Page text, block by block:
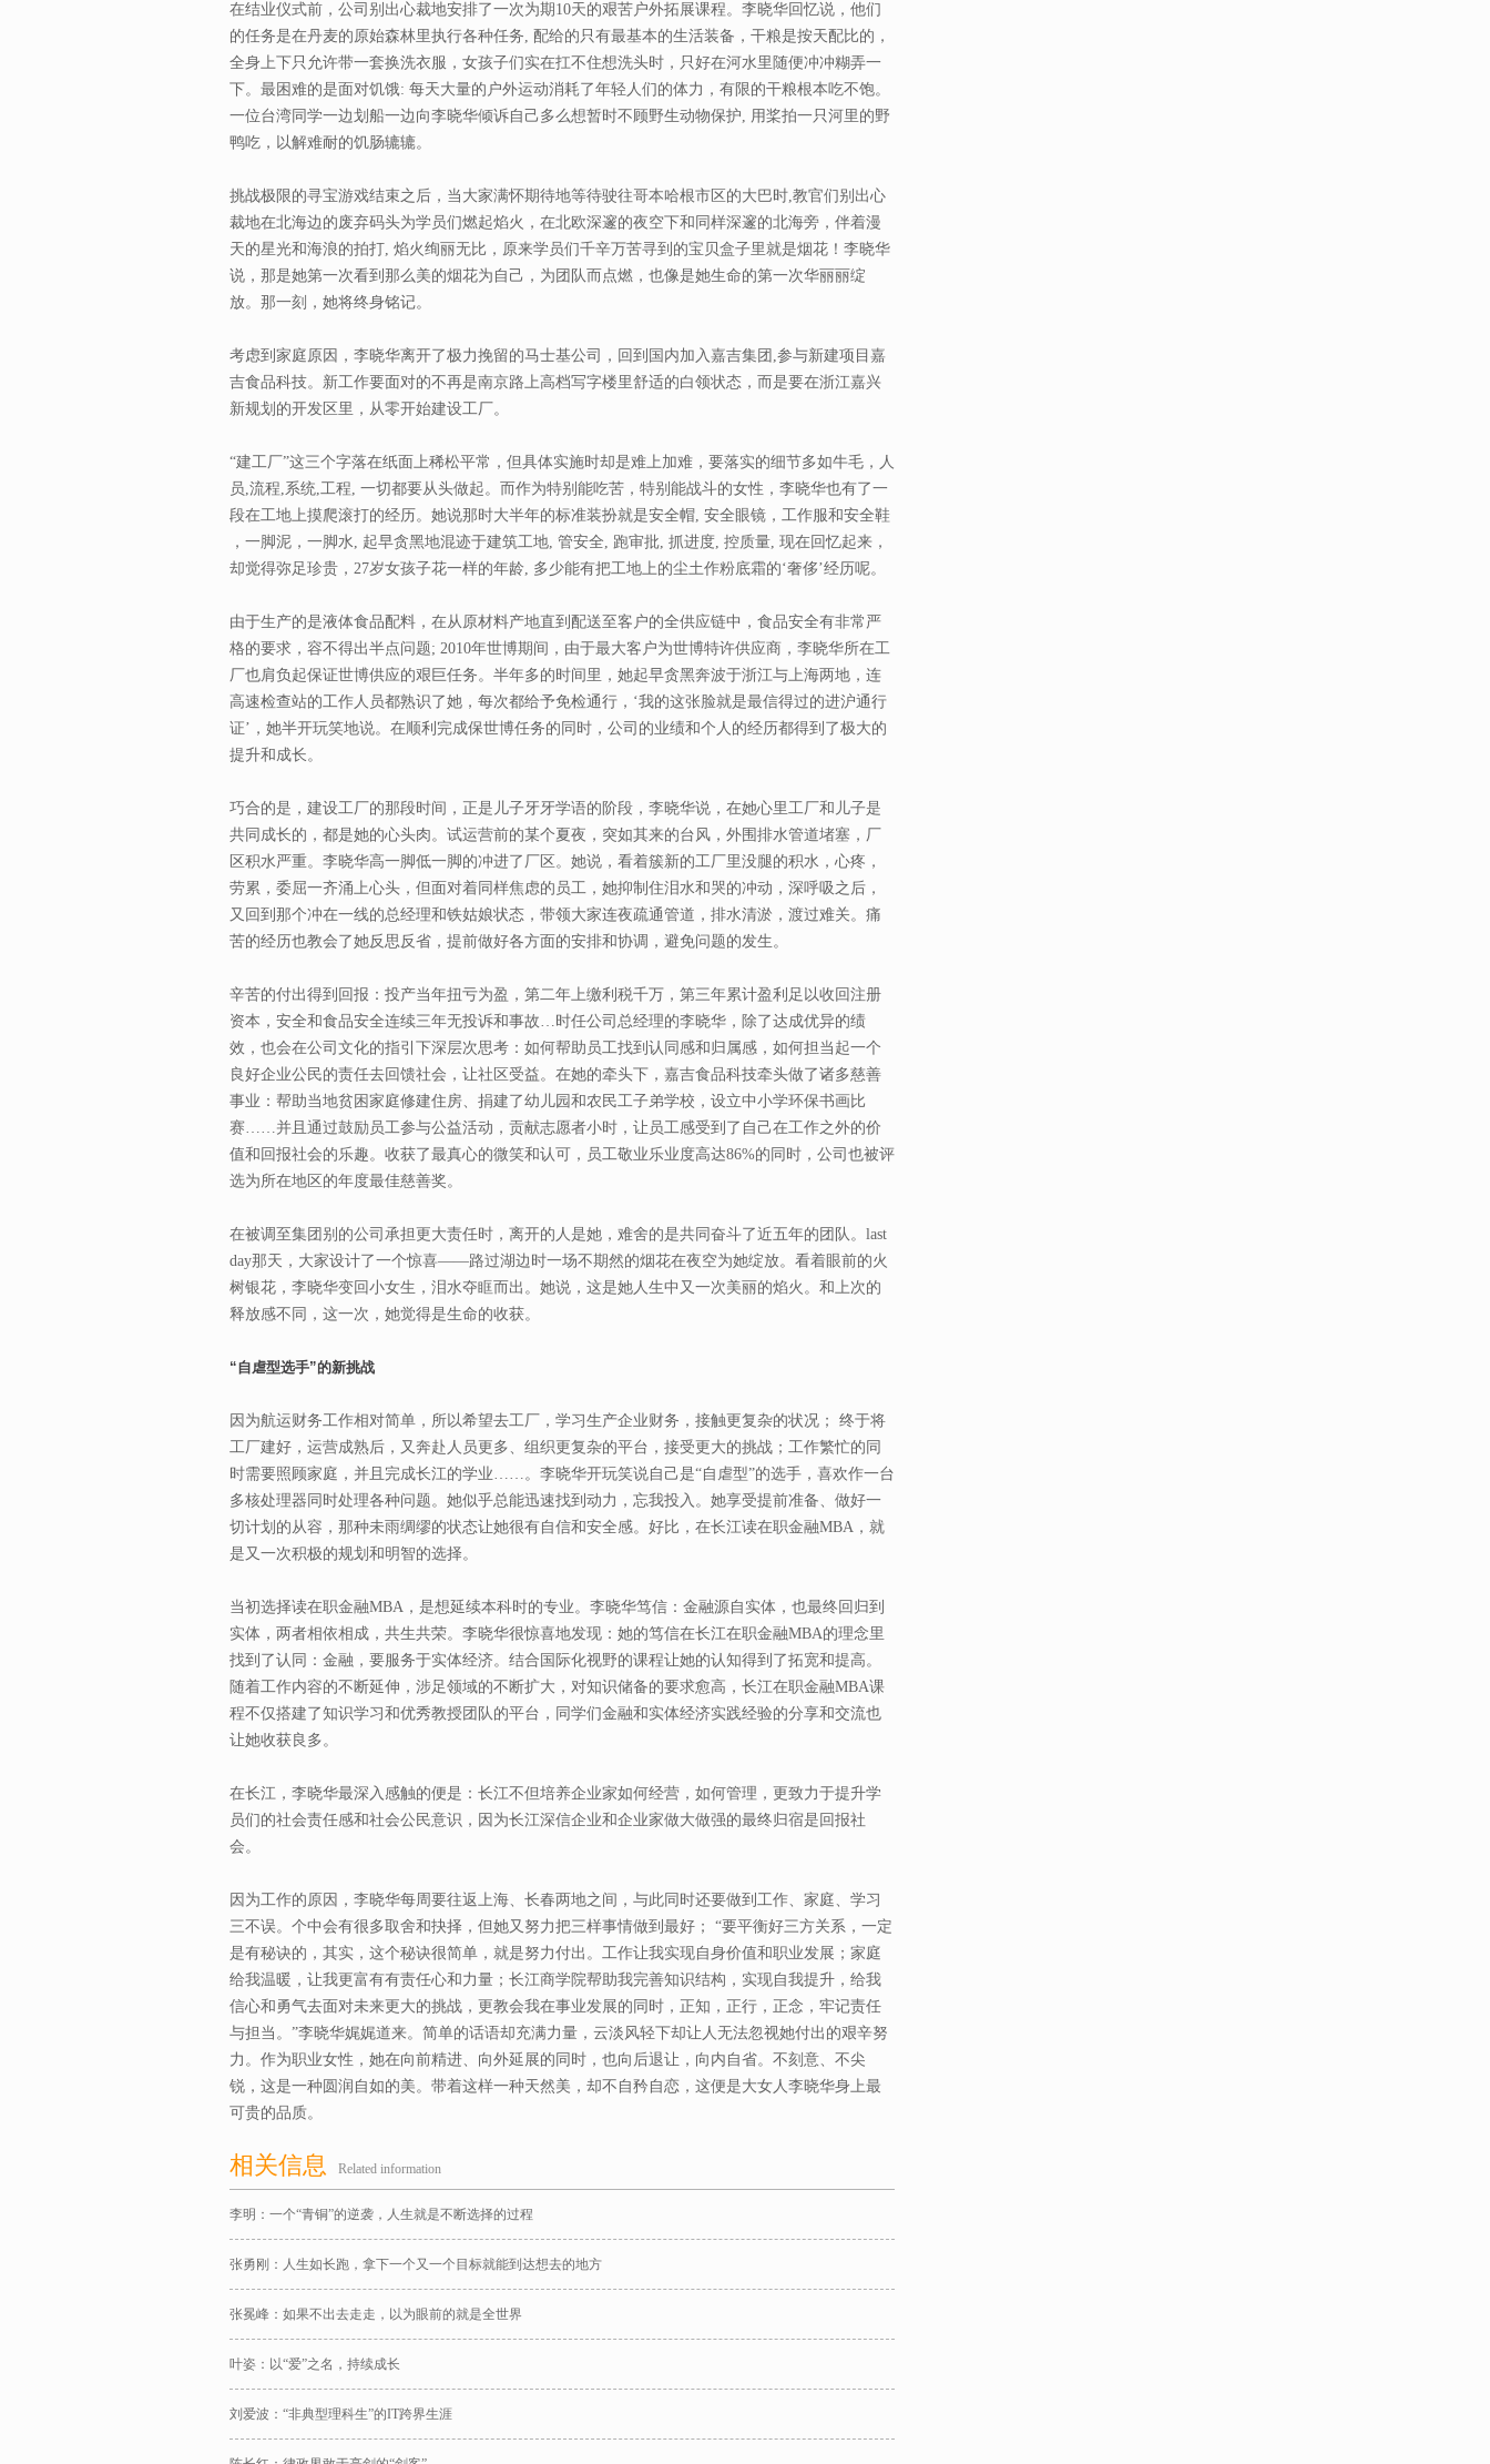
在结业仪式前，公司别出心裁地安排了一次为期10天的艰苦户外拓展课程。李晓华回忆说，他们
的任务是在丹麦的原始森林里执行各种任务, 配给的只有最基本的生活装备，干粮是按天配比的，
全身上下只允许带一套换洗衣服，女孩子们实在扛不住想洗头时，只好在河水里随便冲冲糊弄一
下。最困难的是面对饥饿: 每天大量的户外运动消耗了年轻人们的体力，有限的干粮根本吃不饱。
一位台湾同学一边划船一边向李晓华倾诉自己多么想暂时不顾野生动物保护, 用桨拍一只河里的野
鸭吃，以解难耐的饥肠辘辘。
挑战极限的寻宝游戏结束之后，当大家满怀期待地等待驶往哥本哈根市区的大巴时,教官们别出心
裁地在北海边的废弃码头为学员们燃起焰火，在北欧深邃的夜空下和同样深邃的北海旁，伴着漫
天的星光和海浪的拍打, 焰火绚丽无比，原来学员们千辛万苦寻到的宝贝盒子里就是烟花！李晓华
说，那是她第一次看到那么美的烟花为自己，为团队而点燃，也像是她生命的第一次华丽丽绽
放。那一刻，她将终身铭记。
考虑到家庭原因，李晓华离开了极力挽留的马士基公司，回到国内加入嘉吉集团,参与新建项目嘉
吉食品科技。新工作要面对的不再是南京路上高档写字楼里舒适的白领状态，而是要在浙江嘉兴
新规划的开发区里，从零开始建设工厂。
“建工厂”这三个字落在纸面上稀松平常，但具体实施时却是难上加难，要落实的细节多如牛毛，人
员,流程,系统,工程, 一切都要从头做起。而作为特别能吃苦，特别能战斗的女性，李晓华也有了一
段在工地上摸爬滚打的经历。她说那时大半年的标准装扮就是安全帽, 安全眼镜，工作服和安全鞋
，一脚泥，一脚水, 起早贪黑地混迹于建筑工地, 管安全, 跑审批, 抓进度, 控质量, 现在回忆起来，
却觉得弥足珍贵，27岁女孩子花一样的年龄, 多少能有把工地上的尘土作粉底霜的‘奢侈’经历呢。
由于生产的是液体食品配料，在从原材料产地直到配送至客户的全供应链中，食品安全有非常严
格的要求，容不得出半点问题; 2010年世博期间，由于最大客户为世博特许供应商，李晓华所在工
厂也肩负起保证世博供应的艰巨任务。半年多的时间里，她起早贪黑奔波于浙江与上海两地，连
高速检查站的工作人员都熟识了她，每次都给予免检通行，‘我的这张脸就是最信得过的进沪通行
证’，她半开玩笑地说。在顺利完成保世博任务的同时，公司的业绩和个人的经历都得到了极大的
提升和成长。
巧合的是，建设工厂的那段时间，正是儿子牙牙学语的阶段，李晓华说，在她心里工厂和儿子是
共同成长的，都是她的心头肉。试运营前的某个夏夜，突如其来的台风，外围排水管道堵塞，厂
区积水严重。李晓华高一脚低一脚的冲进了厂区。她说，看着簇新的工厂里没腿的积水，心疼，
劳累，委屈一齐涌上心头，但面对着同样焦虑的员工，她抑制住泪水和哭的冲动，深呼吸之后，
又回到那个冲在一线的总经理和铁姑娘状态，带领大家连夜疏通管道，排水清淤，渡过难关。痛
苦的经历也教会了她反思反省，提前做好各方面的安排和协调，避免问题的发生。
辛苦的付出得到回报：投产当年扭亏为盈，第二年上缴利税千万，第三年累计盈利足以收回注册
资本，安全和食品安全连续三年无投诉和事故…时任公司总经理的李晓华，除了达成优异的绩
效，也会在公司文化的指引下深层次思考：如何帮助员工找到认同感和归属感，如何担当起一个
良好企业公民的责任去回馈社会，让社区受益。在她的牵头下，嘉吉食品科技牵头做了诸多慈善
事业：帮助当地贫困家庭修建住房、捐建了幼儿园和农民工子弟学校，设立中小学环保书画比
赛……并且通过鼓励员工参与公益活动，贡献志愿者小时，让员工感受到了自己在工作之外的价
值和回报社会的乐趣。收获了最真心的微笑和认可，员工敬业乐业度高达86%的同时，公司也被评
选为所在地区的年度最佳慈善奖。
在被调至集团别的公司承担更大责任时，离开的人是她，难舍的是共同奋斗了近五年的团队。last
day那天，大家设计了一个惊喜——路过湖边时一场不期然的烟花在夜空为她绽放。看着眼前的火
树银花，李晓华变回小女生，泪水夺眶而出。她说，这是她人生中又一次美丽的焰火。和上次的
释放感不同，这一次，她觉得是生命的收获。
“自虐型选手”的新挑战
因为航运财务工作相对简单，所以希望去工厂，学习生产企业财务，接触更复杂的状况； 终于将
工厂建好，运营成熟后，又奔赴人员更多、组织更复杂的平台，接受更大的挑战；工作繁忙的同
时需要照顾家庭，并且完成长江的学业……。李晓华开玩笑说自己是“自虐型”的选手，喜欢作一台
多核处理器同时处理各种问题。她似乎总能迅速找到动力，忘我投入。她享受提前准备、做好一
切计划的从容，那种未雨绸缪的状态让她很有自信和安全感。好比，在长江读在职金融MBA，就
是又一次积极的规划和明智的选择。
当初选择读在职金融MBA，是想延续本科时的专业。李晓华笃信：金融源自实体，也最终回归到
实体，两者相依相成，共生共荣。李晓华很惊喜地发现：她的笃信在长江在职金融MBA的理念里
找到了认同：金融，要服务于实体经济。结合国际化视野的课程让她的认知得到了拓宽和提高。
随着工作内容的不断延伸，涉足领域的不断扩大，对知识储备的要求愈高，长江在职金融MBA课
程不仅搭建了知识学习和优秀教授团队的平台，同学们金融和实体经济实践经验的分享和交流也
让她收获良多。
在长江，李晓华最深入感触的便是：长江不但培养企业家如何经营，如何管理，更致力于提升学
员们的社会责任感和社会公民意识，因为长江深信企业和企业家做大做强的最终归宿是回报社
会。
因为工作的原因，李晓华每周要往返上海、长春两地之间，与此同时还要做到工作、家庭、学习
三不误。个中会有很多取舍和抉择，但她又努力把三样事情做到最好； “要平衡好三方关系，一定
是有秘诀的，其实，这个秘诀很简单，就是努力付出。工作让我实现自身价值和职业发展；家庭
给我温暖，让我更富有有责任心和力量；长江商学院帮助我完善知识结构，实现自我提升，给我
信心和勇气去面对未来更大的挑战，更教会我在事业发展的同时，正知，正行，正念，牢记责任
与担当。”李晓华娓娓道来。简单的话语却充满力量，云淡风轻下却让人无法忽视她付出的艰辛努
力。作为职业女性，她在向前精进、向外延展的同时，也向后退让，向内自省。不刻意、不尖
锐，这是一种圆润自如的美。带着这样一种天然美，却不自矜自恋，这便是大女人李晓华身上最
可贵的品质。
相关信息 Related information
李明：一个“青铜”的逆袭，人生就是不断选择的过程
张勇刚：人生如长跑，拿下一个又一个目标就能到达想去的地方
张冕峰：如果不出去走走，以为眼前的就是全世界
叶姿：以“爱”之名，持续成长
刘爱波：“非典型理科生”的IT跨界生涯